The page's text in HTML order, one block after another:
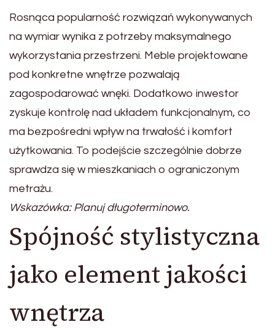
Rosnąca popularność rozwiązań wykonywanych
na wymiar wynika z potrzeby maksymalnego
wykorzystania przestrzeni. Meble projektowane
pod konkretne wnętrze pozwalają
zagospodarować wnęki. Dodatkowo inwestor
zyskuje kontrolę nad układem funkcjonalnym, co
ma bezpośredni wpływ na trwałość i komfort
użytkowania. To podejście szczególnie dobrze
sprawdza się w mieszkaniach o ograniczonym
metrażu.
Wskazówka: Planuj długoterminowo.
Spójność stylistyczna
jako element jakości
wnętrza